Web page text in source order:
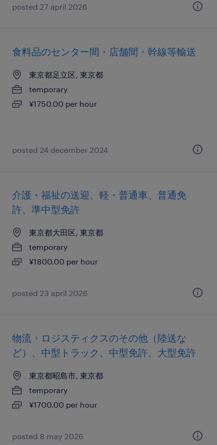
posted 27 april 2026
食料品のセンター間・店舗間・幹線等輸送
東京都足立区, 東京都
temporary
¥1750.00 per hour
posted 24 december 2024
介護・福祉の送迎、軽・普通車、普通免
許、準中型免許
東京都大田区, 東京都
temporary
¥1800.00 per hour
posted 23 april 2026
物流・ロジスティクスのその他（陸送な
ど）、中型トラック、中型免許、大型免許
東京都昭島市, 東京都
temporary
¥1700.00 per hour
posted 8 may 2026